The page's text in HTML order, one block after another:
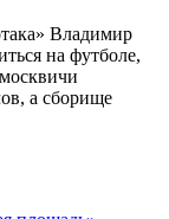
Владимир
на футболе,
а сборище